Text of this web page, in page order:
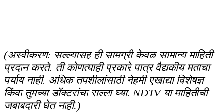
(अस्वीकरण: सल्ल्यासह ही सामग्री केवळ सामान्य माहिती
प्रदान करते. ती कोणत्याही प्रकारे पात्र वैद्यकीय मताचा
पर्याय नाही. अधिक तपशीलांसाठी नेहमी एखाद्या विशेषज्ञ
किंवा तुमच्या डॉक्टरांचा सल्ला घ्या. NDTV या माहितीची
जबाबदारी घेत नाही.)